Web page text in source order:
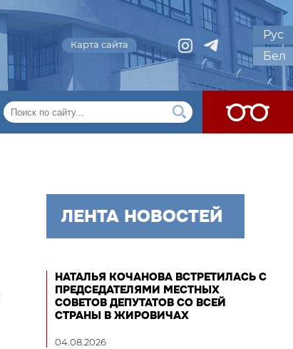
Карта сайта
Рус
Бел
ЛЕНТА НОВОСТЕЙ
НАТАЛЬЯ КОЧАНОВА ВСТРЕТИЛАСЬ С
ПРЕДСЕДАТЕЛЯМИ МЕСТНЫХ
СОВЕТОВ ДЕПУТАТОВ СО ВСЕЙ
СТРАНЫ В ЖИРОВИЧАХ
04.08.2026